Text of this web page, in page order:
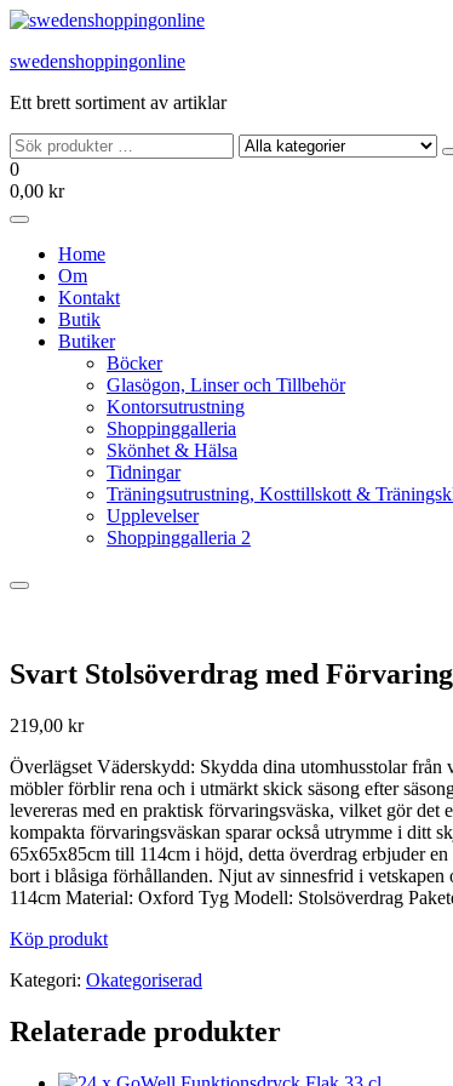
Hoppa
innehållet
swedenshoppingonline
Ett brett sortiment av artiklar
0
0,00 kr
Home
Om
Kontakt
Butik
Butiker
Böcker
Glasögon, Linser och Tillbehör
Kontorsutrustning
Shoppinggalleria
Skönhet & Hälsa
Tidningar
Träningsutrustning, Kosttillskott &
Upplevelser
Shoppinggalleria 2
Svart Stolsöverdrag med
219,00 kr
Överlägset Väderskydd: Skydda dina utomhusstolar
möbler förblir rena och i utmärkt skick säsong efter
levereras med en praktisk förvaringsväska, vilket gör
kompakta förvaringsväskan sparar också utrymme i ditt
65x65x85cm till 114cm i höjd, detta överdrag erbjuder
bort i blåsiga förhållanden. Njut av sinnesfrid i
114cm Material: Oxford Tyg Modell: Stolsöverdrag
Köp produkt
Kategori: Okategoriserad
Relaterade produkter